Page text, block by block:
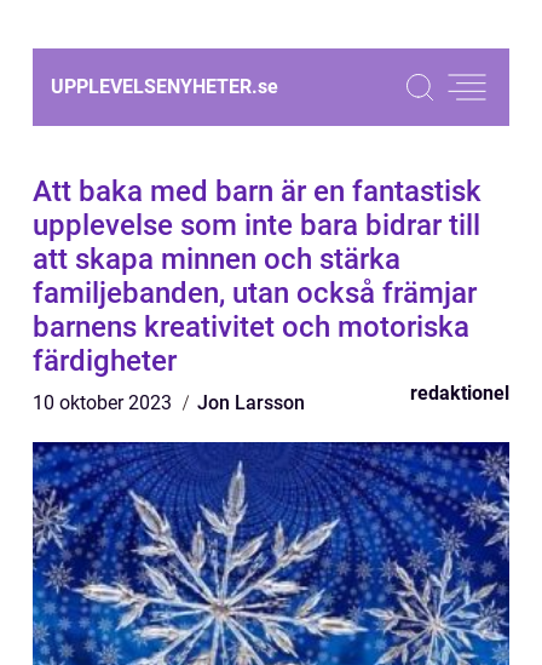
UPPLEVELSENYHETER.se
Att baka med barn är en fantastisk
upplevelse som inte bara bidrar till
att skapa minnen och stärka
familjebanden, utan också främjar
barnens kreativitet och motoriska
färdigheter
10 oktober 2023 Jon Larsson redaktionel